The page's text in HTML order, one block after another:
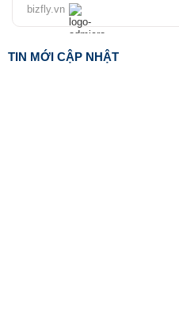
bizfly.vn
TIN MỚI CẬP NHẬT